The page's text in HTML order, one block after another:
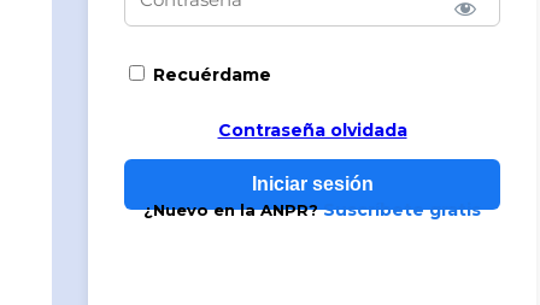
Recuérdame
Contraseña olvidada
¿Nuevo en la ANPR?Suscríbete gratis